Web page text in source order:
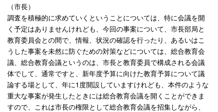
（市長）
調査を積極的に求めていくということについては、特に会議を開
く予定はありませんけれども、今回の事案について、市長部局と
教育委員会との間で、情報、状況の確認を行ったり、あるいはこ
うした事案を未然に防ぐための対策などについては、総合教育会
議、総合教育会議というのは、市長と教育委員で構成される会議
体でして、通常ですと、新年度予算に向けた教育予算について議
論する場として、年に1度開設していますけれども、本件のような
重大な事案が発生したときには総合教育会議を開くことができま
すので、これは市長の権限として総合教育会議を招集しながら、